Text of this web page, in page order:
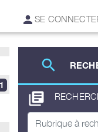
SE
search
library_books